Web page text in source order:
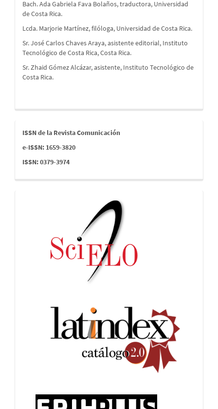
Bach. Ada Gabriela Fava Bolaños, traductora, Universidad
de Costa Rica.
Lcda. Marjorie Martínez, filóloga, Universidad de Costa Rica.
Sr. José Carlos Chaves Araya, asistente editorial, Instituto
Tecnológico de Costa Rica, Costa Rica.
Sr. Zhaid Gómez Alcázar, asistente, Instituto Tecnológico de
Costa Rica.
issn
ISSN de la Revista Comunicación
e-ISSN: 1659-3820
ISSN: 0379-3974